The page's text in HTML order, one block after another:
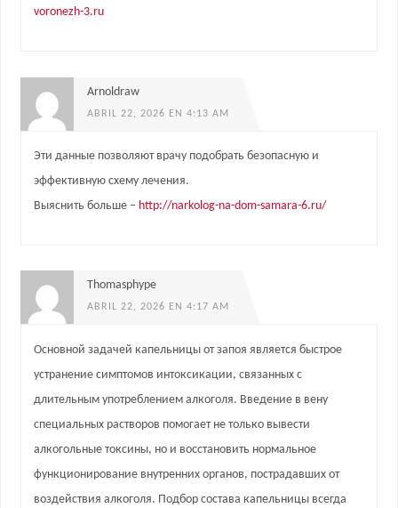
voronezh-3.ru
Arnoldraw
ABRIL 22, 2026 EN 4:13 AM
Эти данные позволяют врачу подобрать безопасную и
эффективную схему лечения.
Выяснить больше – http://narkolog-na-dom-samara-6.ru/
Thomasphype
ABRIL 22, 2026 EN 4:17 AM
Основной задачей капельницы от запоя является быстрое
устранение симптомов интоксикации, связанных с
длительным употреблением алкоголя. Введение в вену
специальных растворов помогает не только вывести
алкогольные токсины, но и восстановить нормальное
функционирование внутренних органов, пострадавших от
воздействия алкоголя. Подбор состава капельницы всегда